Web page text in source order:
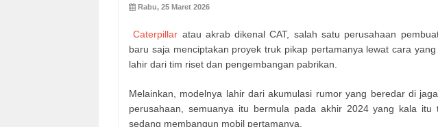
Rabu, 25 Maret 2026
Caterpillar atau akrab dikenal CAT, salah satu perusahaan
baru saja menciptakan proyek truk pikap pertamanya lewat cara
lahir dari tim riset dan pengembangan pabrikan.
Melainkan, modelnya lahir dari akumulasi rumor yang beredar di
perusahaan, semuanya itu bermula pada akhir 2024 yang kala itu
sedang membangun mobil pertamanya.